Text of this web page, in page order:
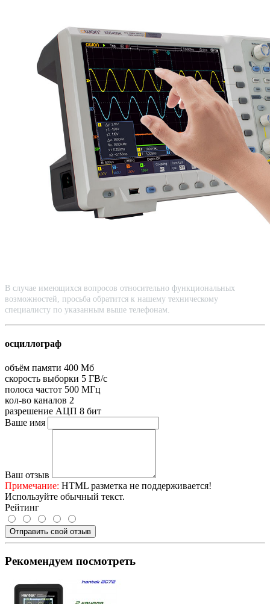
В случае имеющихся вопросов относительно функциональных
возможностей, просьба обратится к нашему техническому
специалисту по указанным выше телефонам.
осциллограф
объём памяти 400 Мб
скорость выборки 5 ГВ/с
полоса частот 500 МГц
кол-во каналов 2
разрешение АЦП 8 бит
Ваше имя
Ваш отзыв
Примечание: HTML разметка не поддерживается!
Используйте обычный текст.
Рейтинг
Отправить свой отзыв
Рекомендуем посмотреть